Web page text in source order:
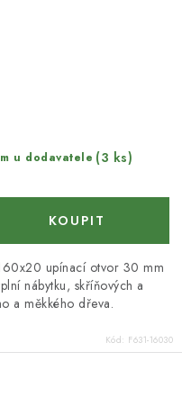
u dodavatele (3 ks)
upínací otvor 30 mm
nábytku, skříňových a
a měkkého dřeva.
Kód: F631-16030